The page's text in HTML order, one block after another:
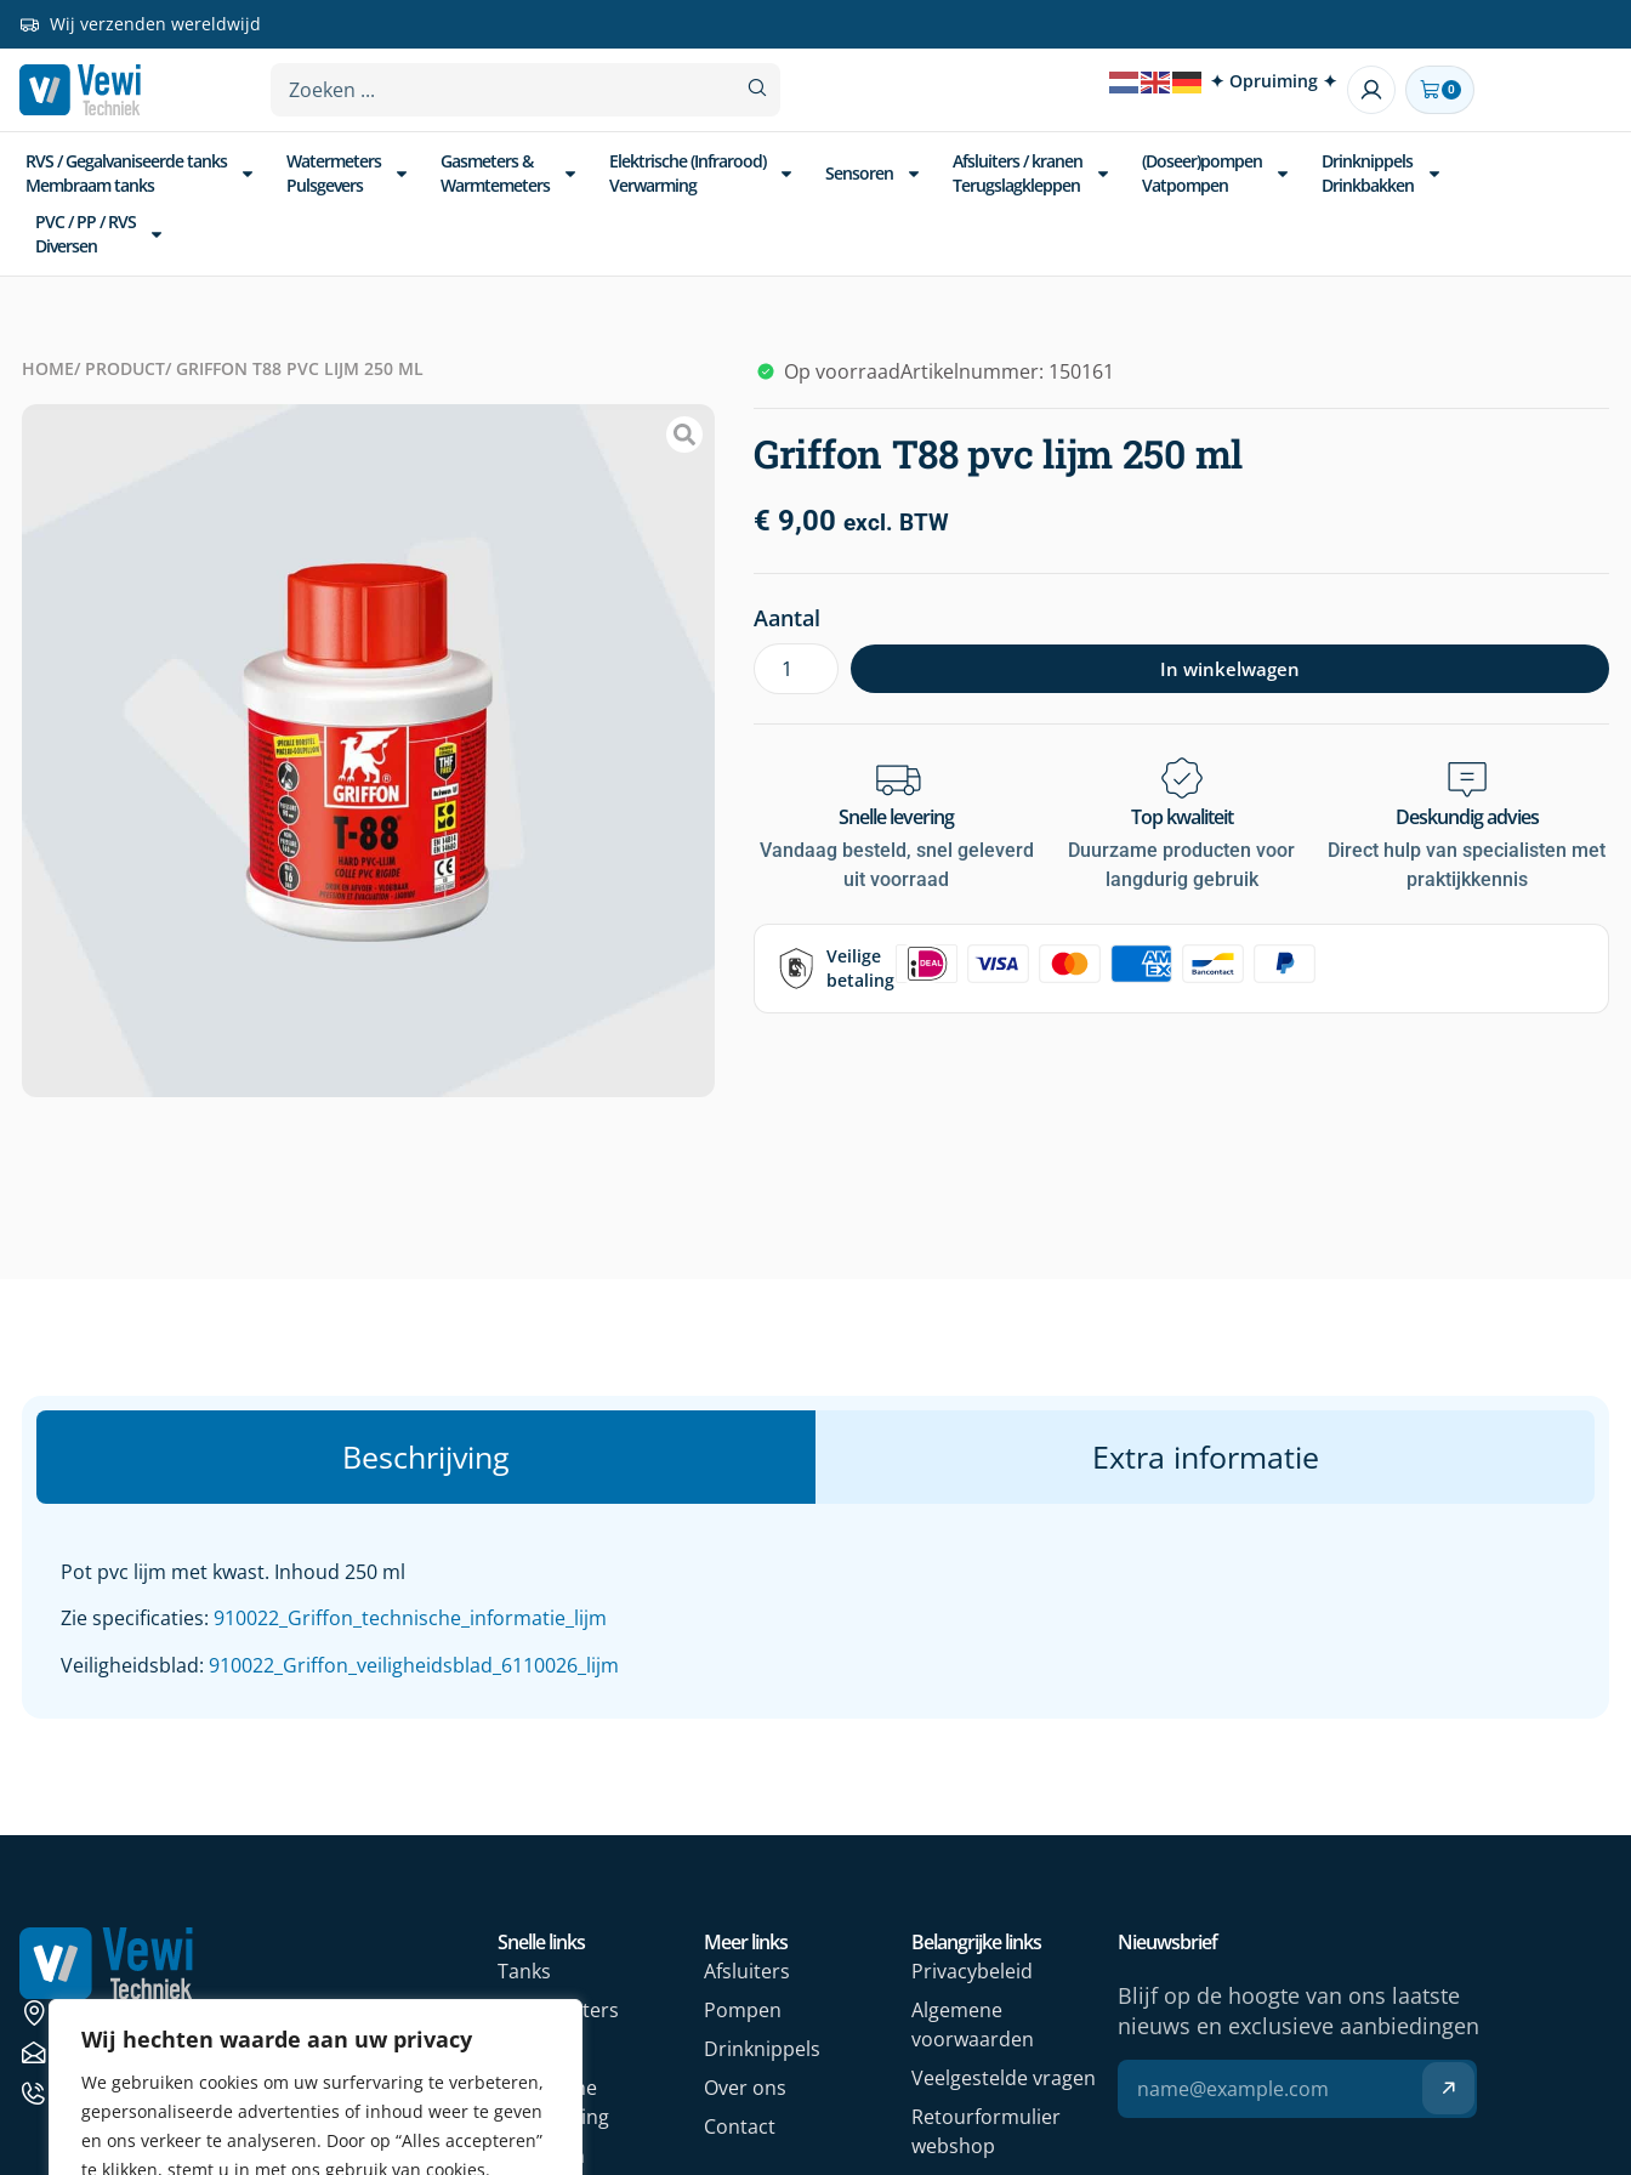
Wij hechten waarde aan uw privacy
We gebruiken cookies om uw surfervaring te verbeteren,
gepersonaliseerde advertenties of inhoud weer te geven
en ons verkeer te analyseren. Door op “Alles accepteren”
te klikken, stemt u in met ons gebruik van cookies.
Wij verzenden wereldwijd
✦ Opruiming ✦ 0
RVS / Gegalvaniseerde tanks
Membraam tanks
Watermeters
Pulsgevers
Gasmeters &
Warmtemeters
Elektrische (Infrarood)
Verwarming
Sensoren
Afsluiters / kranen
Terugslagkleppen
(Doseer)pompen
Vatpompen
Drinknippels
Drinkbakken
PVC / PP / RVS
Diversen
HOME/ PRODUCT/ GRIFFON T88 PVC LIJM 250 ML Op voorraadArtikelnummer: 150161
Griffon T88 pvc lijm 250 ml
€ 9,00 excl. BTW
Aantal
In winkelwagen
Snelle levering
Vandaag besteld, snel geleverd
uit voorraad
Top kwaliteit
Duurzame producten voor
langdurig gebruik
Deskundig advies
Direct hulp van specialisten met
praktijkkennis
Veilige
betaling
Beschrijving Extra informatie
Pot pvc lijm met kwast. Inhoud 250 ml
Zie specificaties: 910022_Griffon_technische_informatie_lijm
Veiligheidsblad: 910022_Griffon_veiligheidsblad_6110026_lijm
verkoop@vewitechniek.nl
+31 (0) 412 764102
Snelle links
Tanks
Watermeters
Elektrische
Verwarming
Sensoren
Meer links
Afsluiters
Pompen
Drinknippels
Over ons
Contact
Belangrijke links
Privacybeleid
Algemene
voorwaarden
Veelgestelde vragen
Retourformulier
webshop
Nieuwsbrief
Blijf op de hoogte van ons laatste
nieuws en exclusieve aanbiedingen